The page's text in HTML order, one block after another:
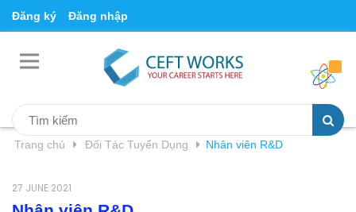
Đăng ký Đăng nhập
Trang chủ Đối Tác Tuyển Dụng Nhân viên R&D
27 JUNE 2021